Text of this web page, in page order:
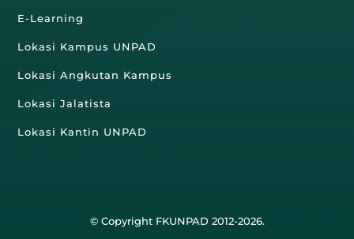
E-Learning
Lokasi Kampus UNPAD
Lokasi Angkutan Kampus
Lokasi Jalatista
Lokasi Kantin UNPAD
© Copyright FKUNPAD 2012-2026.